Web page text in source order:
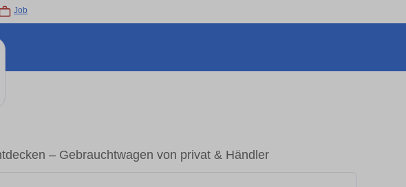
Job
– Gebrauchtwagen von privat & Händler